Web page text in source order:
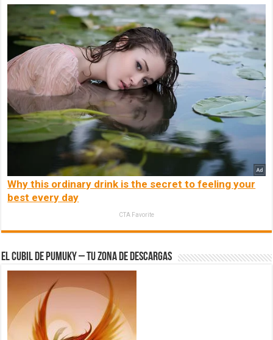
Why this ordinary drink is the secret to feeling your
best every day
CTA Favorite
El Cubil de Pumuky – Tu zona de Descargas